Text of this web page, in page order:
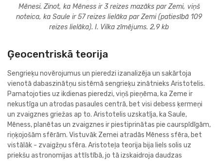
Mēnesi. Zinot, ka Mēness ir 3 reizes mazāks par Zemi, viņš
noteica, ka Saule ir 57 reizes lielāka par Zemi (patiesībā 109
reizes lielāka). I. Vilka zīmējums. 2,9 kb
Ģeocentriskā teorija
Sengrieķu novērojumus un pieredzi izanalizēja un sakārtoja
vienotā dabaszinātņu sistēmā sengrieķu zinātnieks Aristotelis.
Pamatojoties uz ikdienas pieredzi, viņš pieņēma, ka Zeme ir
nekustīga un atrodas pasaules centrā, bet visi debess ķermeņi
un zvaigznes griežas ap to. Aristotelis uzskatīja, ka Saule,
Mēness, planētas un zvaigznes ir piestiprinātas pie caurspīdīgām,
riņķojošām sfērām. Vistuvāk Zemei atradās Mēness sfēra, bet
vistālāk - zvaigžņu sfēra. Aristoteļa teorija bija liels solis uz
priekšu astronomijas attīstībā, jo tā izskaidroja daudzas